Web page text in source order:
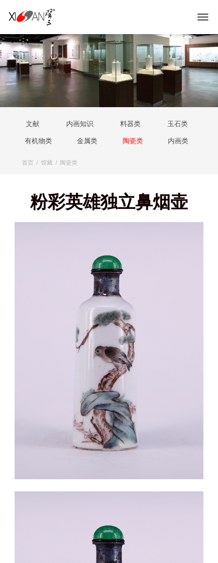
文献 内画知识 料器类 玉石类
有机物类 金属类 陶瓷类 内画类
首页 / 馆藏 / 陶瓷类
粉彩英雄独立鼻烟壶